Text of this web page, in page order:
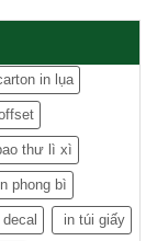
in lụa
thư lì xì
phong bì
in túi giấy